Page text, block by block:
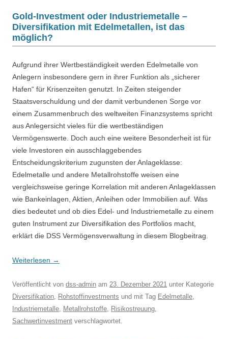
Gold-Investment oder Industriemetalle –
Diversifikation mit Edelmetallen, ist das
möglich?
Aufgrund ihrer Wertbeständigkeit werden Edelmetalle von
Anlegern insbesondere gern in ihrer Funktion als „sicherer
Hafen“ für Krisenzeiten genutzt. In Zeiten steigender
Staatsverschuldung und der damit verbundenen Sorge vor
einem Zusammenbruch des weltweiten Finanzsystems spricht
aus Anlegersicht vieles für die wertbeständigen
Vermögenswerte. Doch auch eine weitere Besonderheit ist für
viele Investoren ein ausschlaggebendes
Entscheidungskriterium zugunsten der Anlageklasse:
Edelmetalle und andere Metallrohstoffe weisen eine
vergleichsweise geringe Korrelation mit anderen Anlageklassen
wie Bankeinlagen, Aktien, Anleihen oder Immobilien auf. Was
dies bedeutet und ob dies Edel- und Industriemetalle zu einem
guten Instrument zur Diversifikation des Portfolios macht,
erklärt die DSS Vermögensverwaltung in diesem Blogbeitrag.
Weiterlesen →
Veröffentlicht von dss-admin am 23. Dezember 2021 unter Kategorie
Diversifikation, Rohstoffinvestments und mit Tag Edelmetalle,
Industriemetalle, Metallrohstoffe, Risikostreuung,
Sachwertinvestment verschlagwortet.